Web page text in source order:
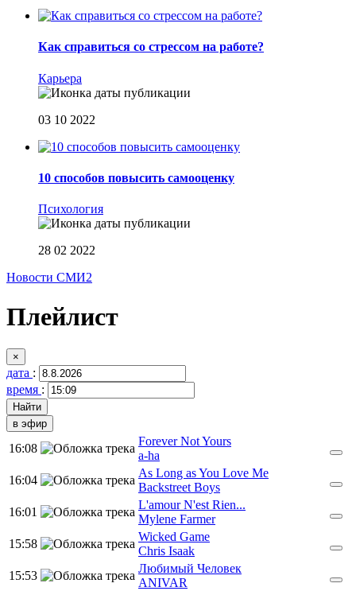
Как справиться со стрессом на работе?
Карьера
03 10 2022
10 способов повысить самооценку
Психология
28 02 2022
Новости СМИ2
Плейлист
×
дата :
время :
в эфир
16:08
Forever Not Yours
a-ha
16:04
As Long as You Love Me
Backstreet Boys
16:01
L'amour N'est Rien...
Mylene Farmer
15:58
Wicked Game
Chris Isaak
15:53
Любимый Человек
ANIVAR